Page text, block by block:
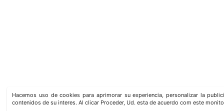
Hacemos uso de cookies para aprimorar su experiencia, personalizar la
contenidos de su interes. Al clicar Proceder, Ud. esta de acuerdo com este